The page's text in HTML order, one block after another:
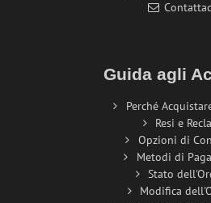
Guida agli
Perché
Resi e
Opzioni di
Metodi di
Stato
Modifica